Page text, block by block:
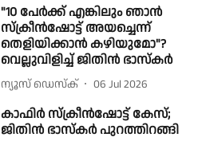
"10 പേർക്ക് എങ്കിലും ഞാൻ
സ്ക്രീൻഷോട്ട് അയച്ചെന്ന്
തെളിയിക്കാൻ കഴിയുമോ"?
വെല്ലുവിളിച്ച് ജിതിൻ ഭാസ്കർ
ന്യൂസ് ഡെസ്ക് 06 Jul 2026
കാഫിർ സ്ക്രീൻഷോട്ട് കേസ്;
ജിതിൻ ഭാസ്കർ പുറത്തിറങ്ങി